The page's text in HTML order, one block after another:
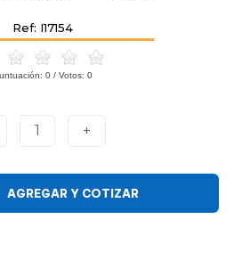
Ref: I17154
0 / Votos: 0
1 +
AGREGAR Y COTIZAR